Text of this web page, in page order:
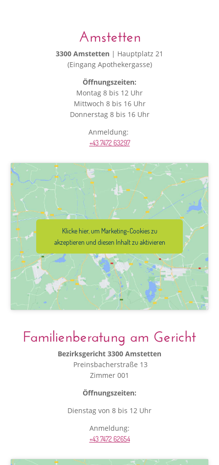
Amstetten
3300 Amstetten | Hauptplatz 21
(Eingang Apothekergasse)
Öffnungszeiten:
Montag 8 bis 12 Uhr
Mittwoch 8 bis 16 Uhr
Donnerstag 8 bis 16 Uhr
Anmeldung:
+43 7472 63297
Klicke hier, um Marketing-Cookies zu
akzeptieren und diesen Inhalt zu aktivieren
Familienberatung am Gericht
Bezirksgericht 3300 Amstetten
Preinsbacherstraße 13
Zimmer 001
Öffnungszeiten:
Dienstag von 8 bis 12 Uhr
Anmeldung:
+43 7472 62654